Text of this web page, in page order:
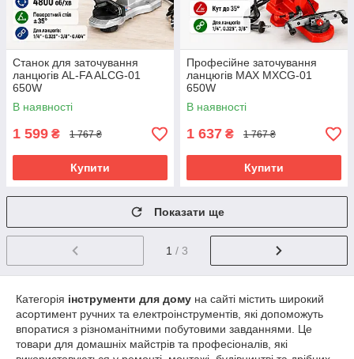
Станок для заточування
ланцюгів AL-FA ALCG-01
650W
В наявності
1 599 ₴ 1 767 ₴
Купити
Професійне заточування
ланцюгів MAX MXCG-01
650W
В наявності
1 637 ₴ 1 767 ₴
Купити
Показати ще
1 / 3
Категорія інструменти для дому на сайті містить широкий
асортимент ручних та електроінструментів, які допоможуть
впоратися з різноманітними побутовими завданнями. Це
товари для домашніх майстрів та професіоналів, які